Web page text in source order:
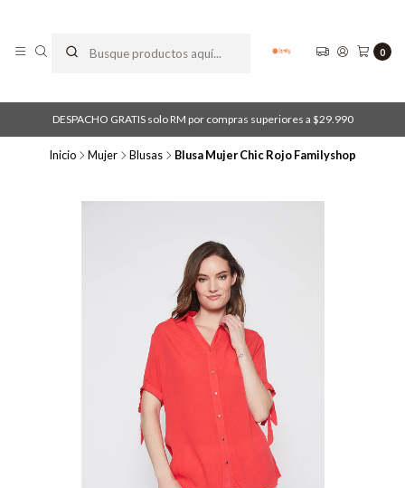
0
DESPACHO GRATIS solo RM por compras superiores a $29.990
Inicio Mujer Blusas Blusa Mujer Chic Rojo Familyshop